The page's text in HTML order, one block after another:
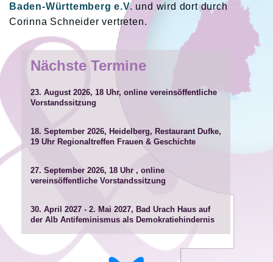
Baden-Württemberg e.V. und wird dort durch
Corinna Schneider vertreten.
Nächste Termine
23. August 2026, 18 Uhr, online vereinsöffentliche
Vorstandssitzung
18. September 2026, Heidelberg, Restaurant Dufke,
19 Uhr Regionaltreffen Frauen & Geschichte
27. September 2026, 18 Uhr , online
vereinsöffentliche Vorstandssitzung
30. April 2027 - 2. Mai 2027, Bad Urach Haus auf
der Alb Antifeminismus als Demokratiehindernis